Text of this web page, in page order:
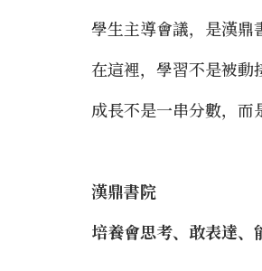
學生主導會議，是漢鼎
在這裡，學習不是被動
成長不是一串分數，而
漢鼎書院
培養會思考、敢表達、